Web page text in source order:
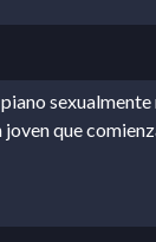
que